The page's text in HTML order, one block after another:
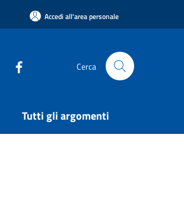
Accedi all'area personale
Cerca
Tutti gli argomenti